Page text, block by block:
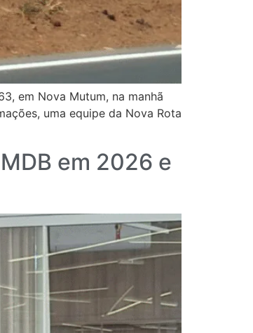
em Nova Mutum, na manhã
uma equipe da Nova Rota
em 2026 e